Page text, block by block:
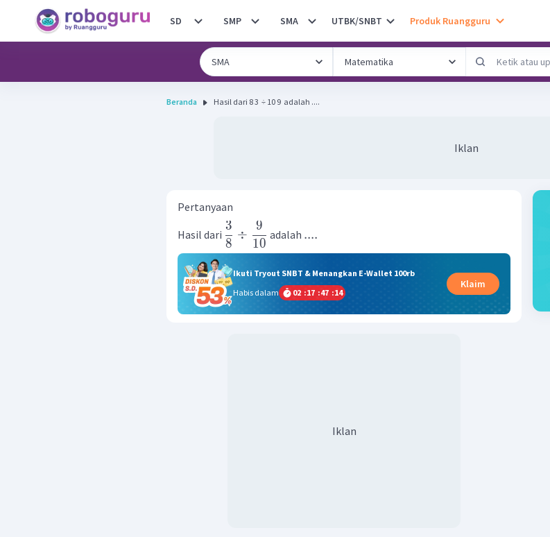
SD SMP SMA UTBK/SNBT Produk Ruangguru
Beranda Hasil dari 8 3 ​ ÷ 10 9 ​ adalah ....
Iklan
Pertanyaan
Hasil dari
8
3
÷
10
9
adalah ....
Ikuti Tryout SNBT & Menangkan E-Wallet 100rb
Habis dalam
02 :17 :47 :14
Klaim
Iklan